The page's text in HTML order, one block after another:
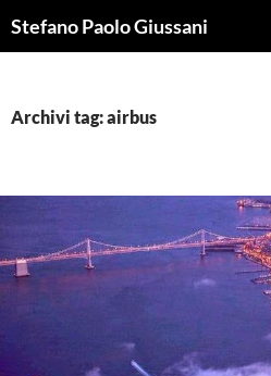
alStefano Paolo Giussani
Archivi tag: airbus